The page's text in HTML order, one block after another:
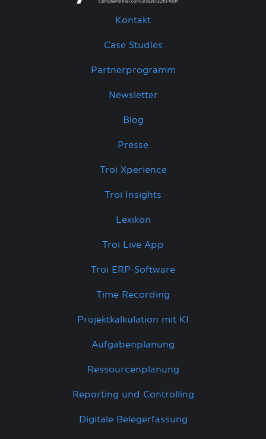
Kontakt
Case Studies
Partnerprogramm
Newsletter
Blog
Presse
Troi Xperience
Troi Insights
Lexikon
Troi Live App
Troi ERP-Software
Time Recording
Projektkalkulation mit KI
Aufgabenplanung
Ressourcenplanung
Reporting und Controlling
Digitale Belegerfassung